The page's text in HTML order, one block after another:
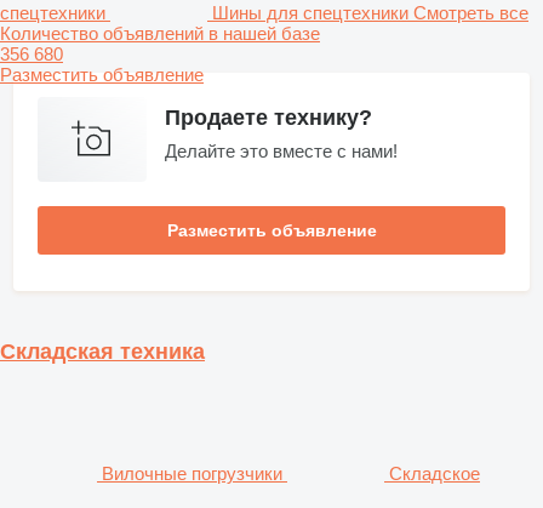
спецтехники Шины для спецтехники Смотреть все
Количество объявлений в нашей базе
356 680
Разместить объявление
Продаете технику?
Делайте это вместе с нами!
Разместить объявление
Складская техника
Вилочные погрузчики Складское